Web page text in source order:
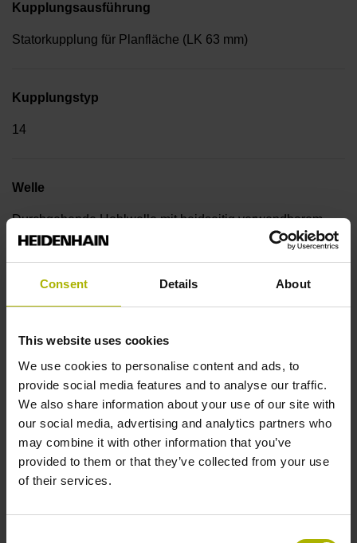
Consent Details About
This website uses cookies
We use cookies to personalise content and ads, to
provide social media features and to analyse our traffic.
We also share information about your use of our site with
our social media, advertising and analytics partners who
may combine it with other information that you’ve
provided to them or that they’ve collected from your use
of their services.
Kupplungsausführung
Statorkupplung für Planfläche (LK 63 mm)
Kupplungstyp
14
Welle
Durchgehende Hohlwelle mit beidseitig verwendbarem
Klemmring, Durchmesser 8 mm
Schutzart
IP64 (EN60529)
Arbeitstemperatur